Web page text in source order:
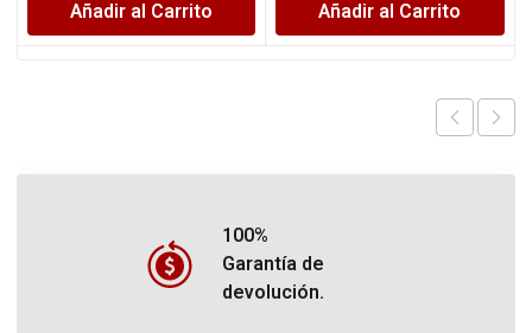
Añadir al Carrito Añadir al Carrito
100%
Garantía de
devolución.